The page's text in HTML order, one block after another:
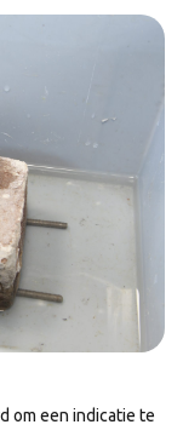
om een indicatie te